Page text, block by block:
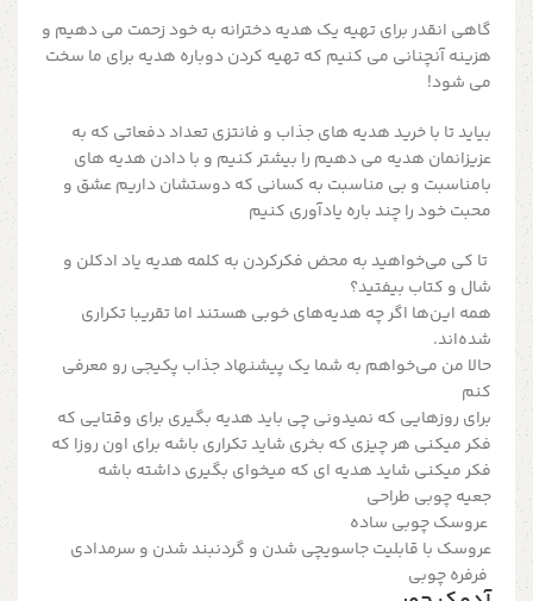
گاهی انقدر برای تهیه یک هدیه دخترانه به خود زحمت می دهیم و
هزینه آنچنانی می کنیم که تهیه کردن دوباره هدیه برای ما سخت
می شود!
بیاید تا با خرید هدیه های جذاب و فانتزی تعداد دفعاتی که به
عزیزانمان هدیه می دهیم را بیشتر کنیم و با دادن هدیه های
بامناسبت و بی مناسبت به کسانی که دوستشان داریم عشق و
محبت خود را چند باره یادآوری کنیم
تا کی می‌خواهید به محض فکر‌کردن به کلمه هدیه یاد ادکلن و
شال و کتاب بیفتید؟
همه این‌ها اگر چه هدیه‌های خوبی هستند اما تقریبا تکراری
شده‌اند.
حالا من می‌خواهم به شما یک پیشنهاد جذاب پکیجی رو معرفی
کنم
برای روزهایی که نمیدونی چی باید هدیه بگیری برای وقتایی که
فکر میکنی هر چیزی که بخری شاید تکراری باشه برای اون روزا که
فکر میکنی شاید هدیه ای که میخوای بگیری داشته باشه
جعیه چوبی طراحی
عروسک چوبی ساده
عروسک با قابلیت جاسويچی شدن و گردنبند شدن و سرمدادی
فرفره چوبی